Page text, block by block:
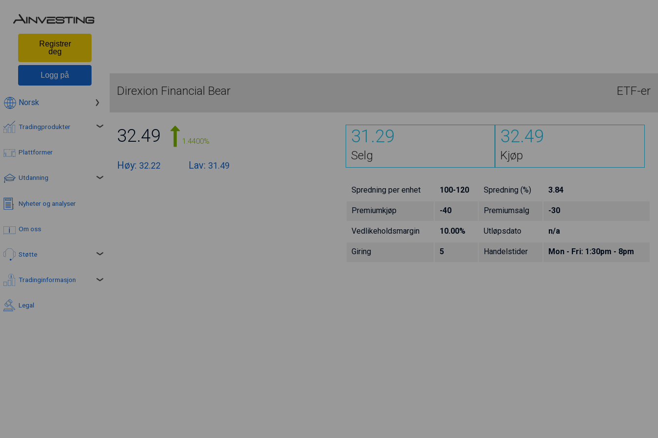
Registrer
deg
Logg på
Norsk
Tradingprodukter
Plattformer
Utdanning
Nyheter og analyser
Om oss
Støtte
Tradinginformasjon
Legal
Direxion Financial Bear ETF-er
32.49 1.4400%
Høy: 32.22 Lav: 31.49
31.29
Selg
32.49
Kjøp
Spredning per enhet 100-120 Spredning (%) 3.84
Premiumkjøp -40 Premiumsalg -30
Vedlikeholdsmargin 10.00% Utløpsdato n/a
Giring 5 Handelstider Mon - Fri: 1:30pm - 8pm